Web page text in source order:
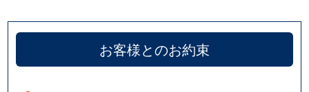
お客様とのお約束